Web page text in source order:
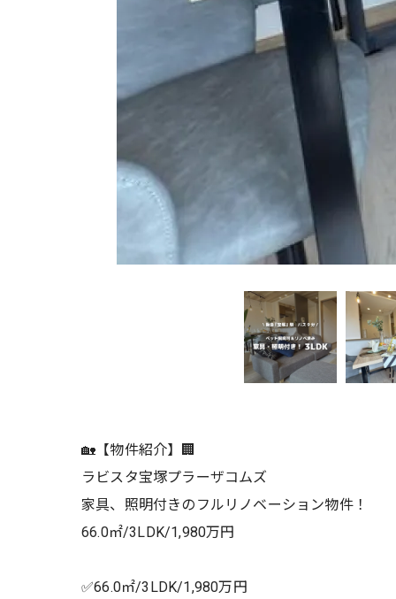
🏡【物件紹介】🏢
ラビスタ宝塚プラーザコムズ
家具、照明付きのフルリノベーション物件！
66.0㎡/3LDK/1,980万円
✅66.0㎡/3LDK/1,980万円